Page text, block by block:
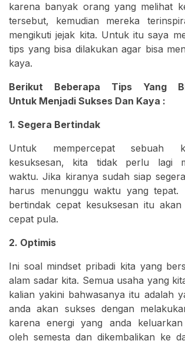
karena banyak orang yang melihat
tersebut, kemudian mereka
mengikuti jejak kita. Untuk itu saya
tips yang bisa dilakukan agar bisa
kaya.
Berikut Beberapa Tips Yang
Untuk Menjadi Sukses Dan Kaya :
1. Segera Bertindak
Untuk mempercepat sebuah
kesuksesan, kita tidak perlu lagi
waktu. Jika kiranya sudah siap
harus menunggu waktu yang tepat.
bertindak cepat kesuksesan itu akan
cepat pula.
2. Optimis
Ini soal mindset pribadi kita yang
alam sadar kita. Semua usaha yang
kalian yakini bahwasanya itu adalah
anda akan sukses dengan
karena energi yang anda
oleh semesta dan dikembalikan ke